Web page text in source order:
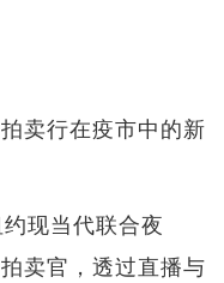
卖行在疫市中的新
现当代联合夜
卖官，透过直播与